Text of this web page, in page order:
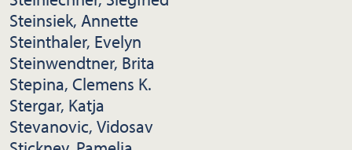
Steinsiek, Annette
Steinthaler, Evelyn
Steinwendtner, Brita
Stepina, Clemens K.
Stergar, Katja
Stevanovic, Vidosav